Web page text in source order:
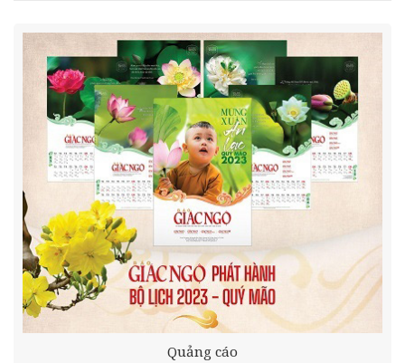
Quảng cáo